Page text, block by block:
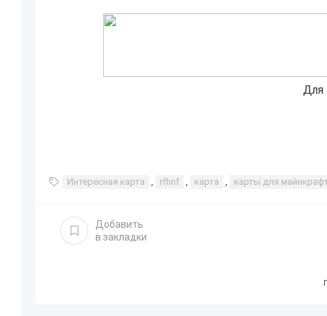
Для
Интересная карта , rfhnf , карта , карты для майнкрафт
Добавить
в закладки